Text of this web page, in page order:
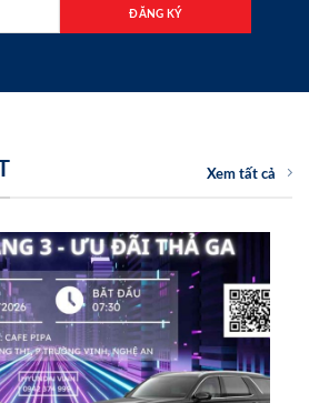
Xem tất cả